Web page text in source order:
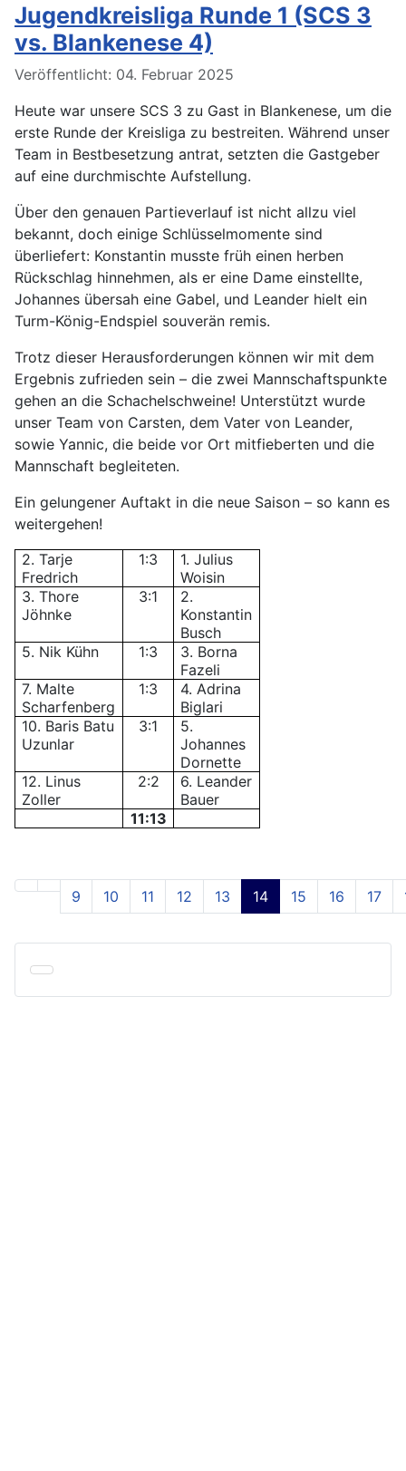
Jugendkreisliga Runde 1 (SCS 3
vs. Blankenese 4)
Details
Veröffentlicht: 04. Februar 2025
Heute war unsere SCS 3 zu Gast in Blankenese, um die
erste Runde der Kreisliga zu bestreiten. Während unser
Team in Bestbesetzung antrat, setzten die Gastgeber
auf eine durchmischte Aufstellung.
Über den genauen Partieverlauf ist nicht allzu viel
bekannt, doch einige Schlüsselmomente sind
überliefert: Konstantin musste früh einen herben
Rückschlag hinnehmen, als er eine Dame einstellte,
Johannes übersah eine Gabel, und Leander hielt ein
Turm-König-Endspiel souverän remis.
Trotz dieser Herausforderungen können wir mit dem
Ergebnis zufrieden sein – die zwei Mannschaftspunkte
gehen an die Schachelschweine! Unterstützt wurde
unser Team von Carsten, dem Vater von Leander,
sowie Yannic, die beide vor Ort mitfieberten und die
Mannschaft begleiteten.
Ein gelungener Auftakt in die neue Saison – so kann es
weitergehen!
2. Tarje
Fredrich
1:3
1. Julius
Woisin
3. Thore
Jöhnke
3:1
2.
Konstantin
Busch
5. Nik Kühn
1:3
3. Borna
Fazeli
7. Malte
Scharfenberg
1:3
4. Adrina
Biglari
10. Baris Batu
Uzunlar
3:1
5.
Johannes
Dornette
12. Linus
Zoller
2:2
6. Leander
Bauer
11:13
Seite 14 von 24
9 10 11 12 13 14 15 16 17